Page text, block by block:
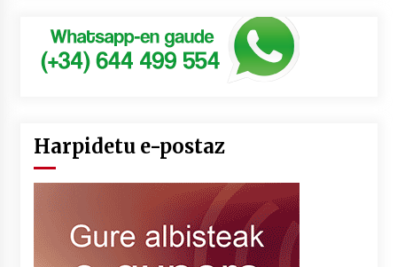
Harpidetu e-postaz